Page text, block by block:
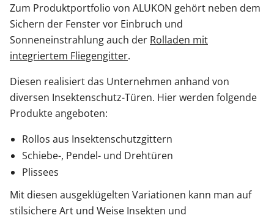
Zum Produktportfolio von ALUKON gehört neben dem
Sichern der Fenster vor Einbruch und
Sonneneinstrahlung auch der Rolladen mit
integriertem Fliegengitter.
Diesen realisiert das Unternehmen anhand von
diversen Insektenschutz-Türen. Hier werden folgende
Produkte angeboten:
Rollos aus Insektenschutzgittern
Schiebe-, Pendel- und Drehtüren
Plissees
Mit diesen ausgeklügelten Variationen kann man auf
stilsichere Art und Weise Insekten und